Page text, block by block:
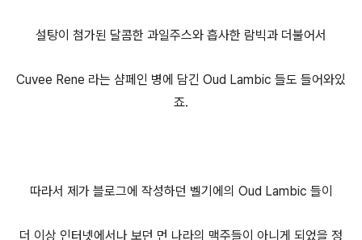
설탕이 첨가된 달콤한 과일주스와 흡사한 람빅과 더불어서
Cuvee Rene 라는 샴페인 병에 담긴 Oud Lambic 들도 들어와있
죠.
따라서 제가 블로그에 작성하던 벨기에의 Oud Lambic 들이
더 이상 인터넷에서나 보던 먼 나라의 맥주들이 아니게 되었을 정